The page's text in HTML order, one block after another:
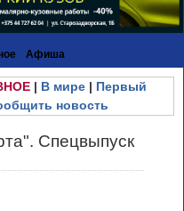
Афиша
| В мире| Первый
новость
Спецвыпуск